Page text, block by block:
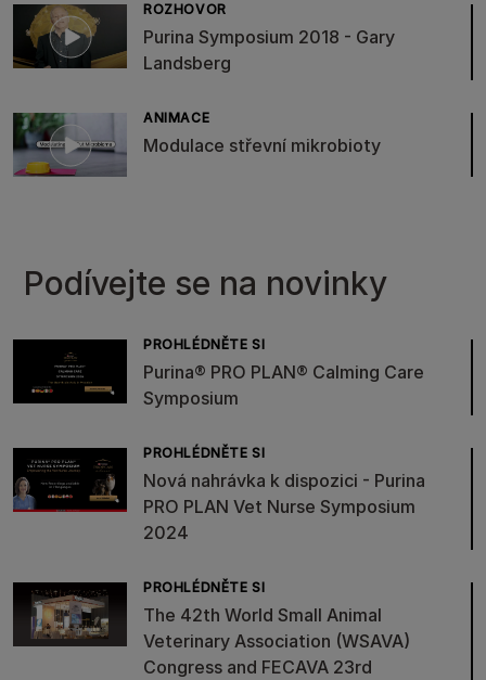
ROZHOVOR
Purina Symposium 2018 - Gary
Landsberg
ANIMACE
Modulace střevní mikrobioty
Podívejte se na novinky
PROHLÉDNĚTE SI
Purina® PRO PLAN® Calming Care
Symposium
PROHLÉDNĚTE SI
Nová nahrávka k dispozici - Purina
PRO PLAN Vet Nurse Symposium
2024
PROHLÉDNĚTE SI
The 42th World Small Animal
Veterinary Association (WSAVA)
Congress and FECAVA 23rd